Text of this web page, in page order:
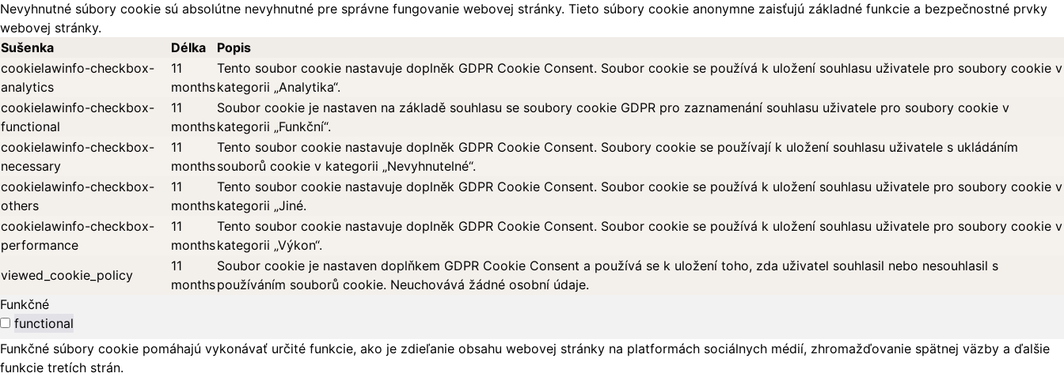
Nevyhnutné súbory cookie sú absolútne nevyhnutné pre správne fungovanie webovej stránky. Tieto súbory cookie anonymne zaisťujú základné funkcie a bezpečnostné prvky
webovej stránky.
Sušenka
Délka
Popis
cookielawinfo-checkbox-
analytics
11
months
Tento soubor cookie nastavuje doplněk GDPR Cookie Consent. Soubor cookie se používá k uložení souhlasu uživatele pro soubory cookie v
kategorii „Analytika“.
cookielawinfo-checkbox-
functional
11
months
Soubor cookie je nastaven na základě souhlasu se soubory cookie GDPR pro zaznamenání souhlasu uživatele pro soubory cookie v
kategorii „Funkční“.
cookielawinfo-checkbox-
necessary
11
months
Tento soubor cookie nastavuje doplněk GDPR Cookie Consent. Soubory cookie se používají k uložení souhlasu uživatele s ukládáním
souborů cookie v kategorii „Nevyhnutelné“.
cookielawinfo-checkbox-
others
11
months
Tento soubor cookie nastavuje doplněk GDPR Cookie Consent. Soubor cookie se používá k uložení souhlasu uživatele pro soubory cookie v
kategorii „Jiné.
cookielawinfo-checkbox-
performance
11
months
Tento soubor cookie nastavuje doplněk GDPR Cookie Consent. Soubor cookie se používá k uložení souhlasu uživatele pro soubory cookie v
kategorii „Výkon“.
viewed_cookie_policy
11
months
Soubor cookie je nastaven doplňkem GDPR Cookie Consent a používá se k uložení toho, zda uživatel souhlasil nebo nesouhlasil s
používáním souborů cookie. Neuchovává žádné osobní údaje.
Funkčné
functional
Funkčné súbory cookie pomáhajú vykonávať určité funkcie, ako je zdieľanie obsahu webovej stránky na platformách sociálnych médií, zhromažďovanie spätnej väzby a ďalšie
funkcie tretích strán.